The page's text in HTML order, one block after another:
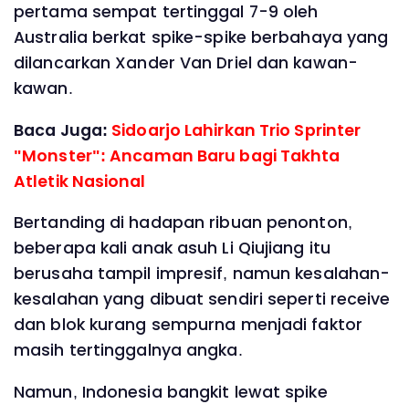
pertama sempat tertinggal 7-9 oleh
Australia berkat spike-spike berbahaya yang
dilancarkan Xander Van Driel dan kawan-
kawan.
Baca Juga: Sidoarjo Lahirkan Trio Sprinter
"Monster": Ancaman Baru bagi Takhta
Atletik Nasional
Bertanding di hadapan ribuan penonton,
beberapa kali anak asuh Li Qiujiang itu
berusaha tampil impresif, namun kesalahan-
kesalahan yang dibuat sendiri seperti receive
dan blok kurang sempurna menjadi faktor
masih tertinggalnya angka.
Namun, Indonesia bangkit lewat spike